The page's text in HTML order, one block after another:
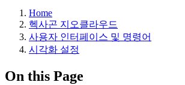
Home
헥사곤 지오클라우드
사용자 인터페이스 및 명령어
시각화 설정
On this Page